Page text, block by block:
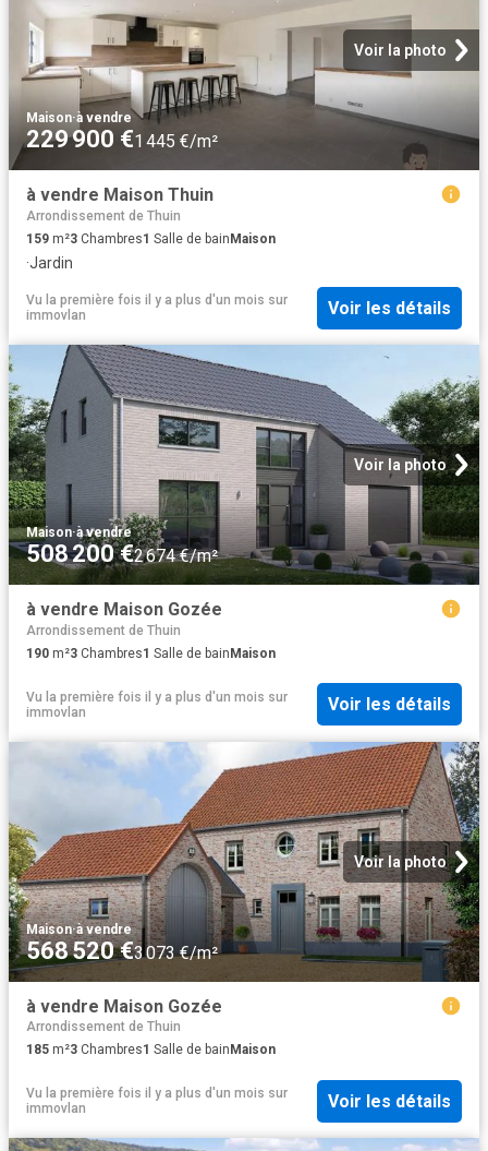
Voir la photo
Maison·à vendre
229 900 €1 445 €/m²
à vendre Maison Thuin
Arrondissement de Thuin
159 m²3 Chambres1 Salle de bain Maison
·Jardin
Vu la première fois il y a plus d'un mois sur
immovlan
Voir les détails
Voir la photo
Maison·à vendre
508 200 €2 674 €/m²
à vendre Maison Gozée
Arrondissement de Thuin
190 m²3 Chambres1 Salle de bainMaison
Vu la première fois il y a plus d'un mois sur
immovlan
Voir les détails
Voir la photo
Maison·à vendre
568 520 €3 073 €/m²
à vendre Maison Gozée
Arrondissement de Thuin
185 m²3 Chambres1 Salle de bain Maison
Vu la première fois il y a plus d'un mois sur
immovlan
Voir les détails